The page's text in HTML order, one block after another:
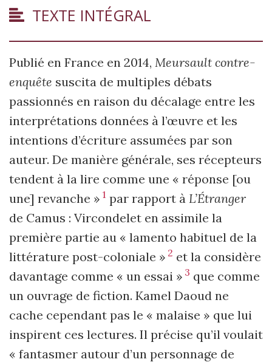
TEXTE INTÉGRAL
Publié en France en 2014, Meursault contre-
enquête suscita de multiples débats
passionnés en raison du décalage entre les
interprétations données à l’œuvre et les
intentions d’écriture assumées par son
auteur. De manière générale, ses récepteurs
tendent à la lire comme une « réponse [ou
une] revanche » 1 par rapport à L’Étranger
de Camus : Vircondelet en assimile la
première partie au « lamento habituel de la
littérature post-coloniale » 2 et la considère
davantage comme « un essai » 3 que comme
un ouvrage de fiction. Kamel Daoud ne
cache cependant pas le « malaise » que lui
inspirent ces lectures. Il précise qu’il voulait
« fantasmer autour d’un personnage de